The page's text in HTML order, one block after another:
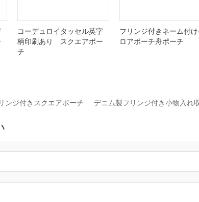
コーデュロイタッセル英字
柄印刷あり スクエアポー
チ
フリンジ付きネーム付
ロアポーチ舟ポーチ
ンジ付きスクエアポーチ デニム製フリンジ付き小物入れ